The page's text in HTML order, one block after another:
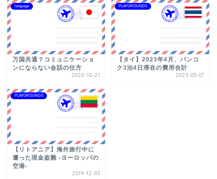
language
万国共通？コミュニケーショ
ンにならない会話の仕方
2020-10-21
PLAYGROUNDS
【タイ】2023年4月、バンコ
ク3泊4日滞在の費用合計
2023-05-07
PLAYGROUNDS
【リトアニア】海外旅行中に
遭った現金盗難 -ヨーロッパの
空港-
2019-12-03